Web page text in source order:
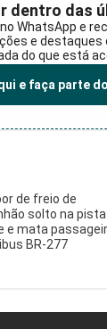
dentro das
WhatsApp e
e destaques
do que está
e faça parte
de freio de
solto na pista
e mata
BR-277